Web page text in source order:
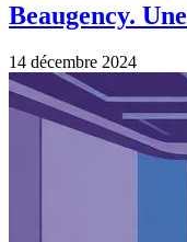
Beaugency.
14 décembre 2024